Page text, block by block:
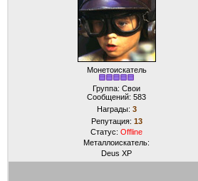
Монетоискатель
Группа: Свои
Сообщений: 583
Награды: 3
Репутация: 13
Статус: Offline
Металлоискатель:
Deus ХP